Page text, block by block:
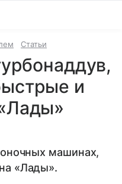
Статьи
и
машинах,
«Лады».